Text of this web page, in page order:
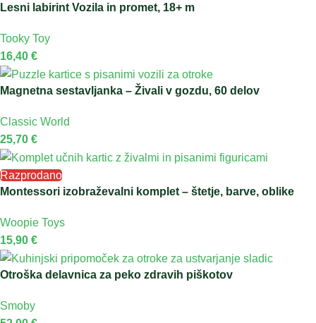
Lesni labirint Vozila in promet, 18+ m
Tooky Toy
16,40 €
Magnetna sestavljanka – Živali v gozdu, 60 delov
Classic World
25,70 €
Razprodano
Montessori izobraževalni komplet – štetje, barve, oblike
Woopie Toys
15,90 €
Otroška delavnica za peko zdravih piškotov
Smoby